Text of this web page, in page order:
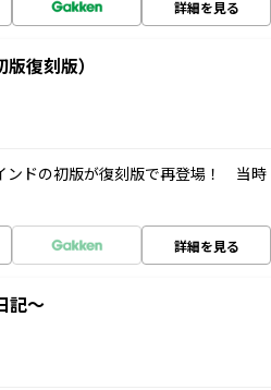
詳細を見る
復刻版）
ンドの初版が復刻版で再登場！ 当時
詳細を見る
記～